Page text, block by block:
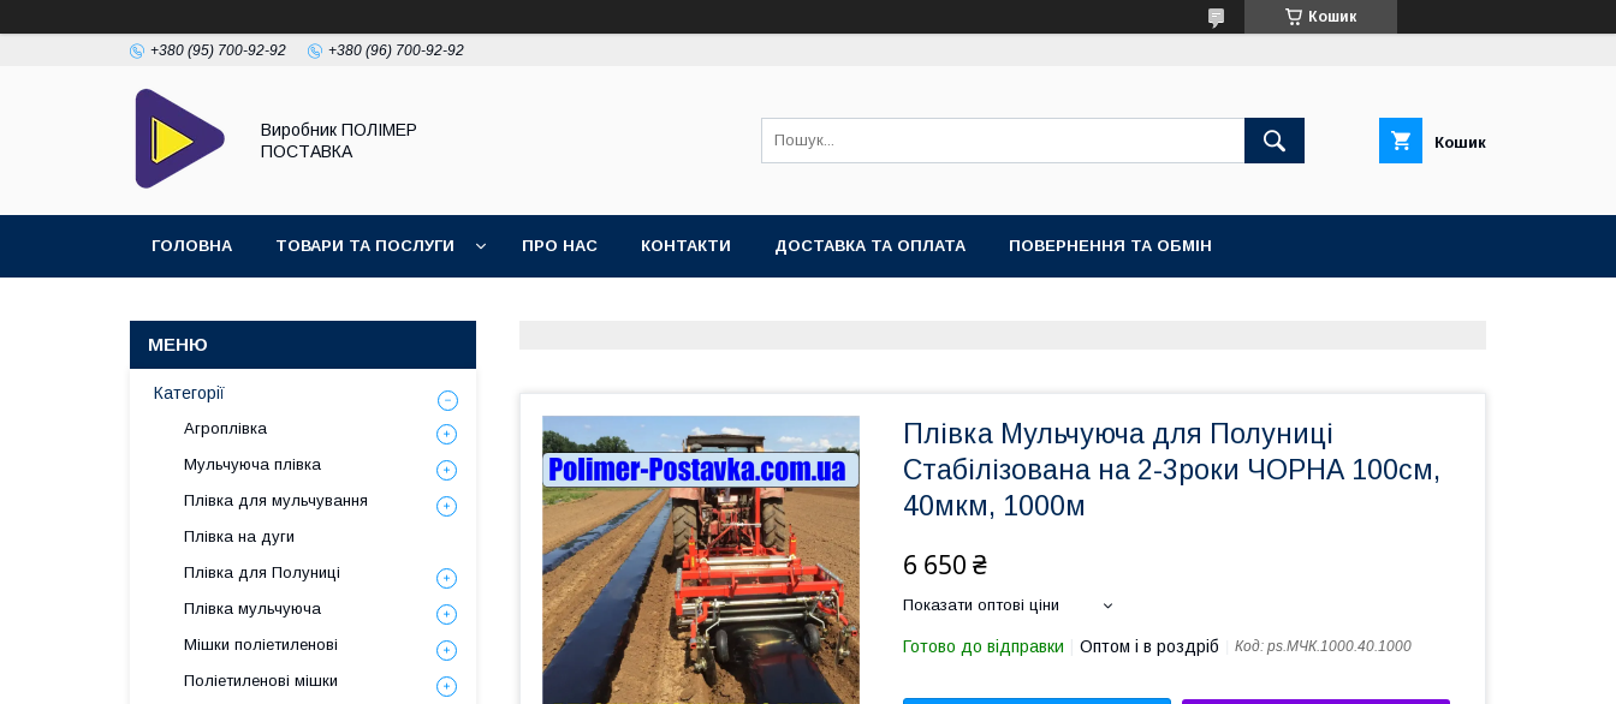
Кошик
+380 (95) 700-92-92 +380 (96) 700-92-92
Виробник ПОЛІМЕР
ПОСТАВКА
Кошик
ГОЛОВНА ТОВАРИ ТА ПОСЛУГИ ПРО НАС КОНТАКТИ ДОСТАВКА ТА ОПЛАТА ПОВЕРНЕННЯ ТА ОБМІН
Плівка Мульчуюча для Полуниці
Стабілізована на 2-3роки ЧОРНА 100см,
40мкм, 1000м
6 650 ₴
Показати оптові ціни
Готово до відправки Оптом і в роздріб Код: ps.МЧК.1000.40.1000
Категорії
Агроплівка
Мульчуюча плівка
Плівка для мульчування
Плівка на дуги
Плівка для Полуниці
Плівка мульчуюча
Мішки поліетиленові
Поліетиленові мішки